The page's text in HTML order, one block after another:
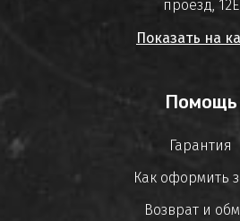
проезд, 12Е
Показать на
Помощь
Гарантия
Как оформить
Возврат и